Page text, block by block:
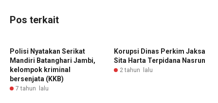
Pos terkait
Polisi Nyatakan Serikat
Mandiri Batanghari Jambi,
kelompok kriminal
bersenjata (KKB)
7 tahun lalu
Korupsi Dinas Perkim Jaksa
Sita Harta Terpidana Nasrun
2 tahun lalu